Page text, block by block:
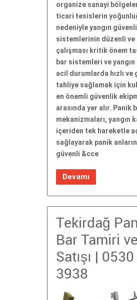
organize sanayi
ticari tesislerin
nedeniyle yangın
sistemlerinin düzenli ve
çalışması kritik önem
bar sistemleri ve yangın
acil durumlarda hızlı ve
tahliye sağlamak için
en önemli güvenlik
arasında yer alır. Panik
mekanizmaları, yangın
içeriden tek hareketle
sağlayarak panik
güvenli &cce
Devamı
Tekirdağ
Bar Tamiri ve
Satışı |
3938